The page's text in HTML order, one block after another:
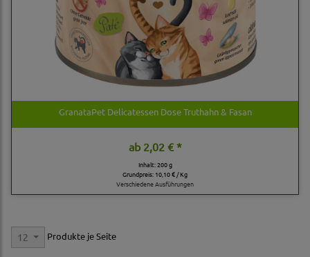
GranataPet Delicatessen Dose Truthahn & Fasan
ab2,02 € *
Inhalt: 200 g
Grundpreis: 10,10 € / Kg
Verschiedene Ausführungen
12 Produkte je Seite